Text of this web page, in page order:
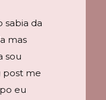
sabia da
mas
sou
post me
eu